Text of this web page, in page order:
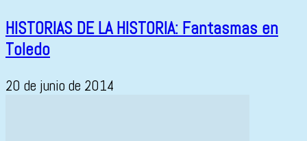
HISTORIAS DE LA HISTORIA: Fantasmas en
Toledo
20 de junio de 2014